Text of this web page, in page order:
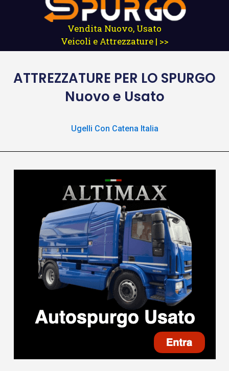
Vendita Nuovo, Usato
Veicoli e Attrezzature | >>
ATTREZZATURE PER LO SPURGO
Nuovo e Usato
Ugelli Con Catena Italia